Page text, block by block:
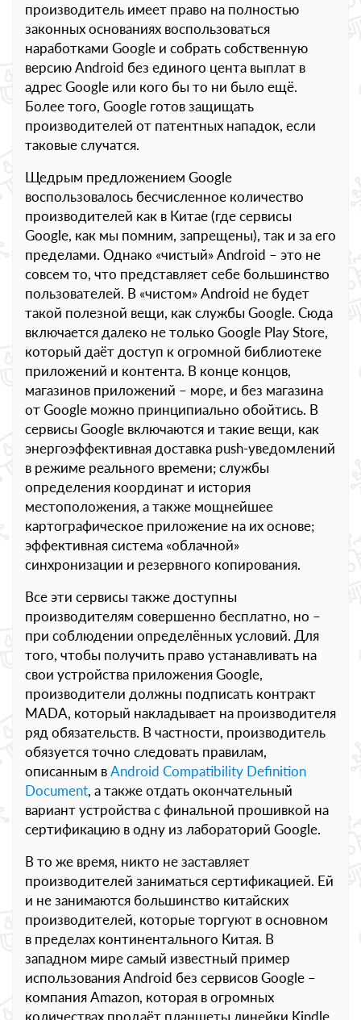
производитель имеет право на полностью
законных основаниях воспользоваться
наработками Google и собрать собственную
версию Android без единого цента выплат в
адрес Google или кого бы то ни было ещё.
Более того, Google готов защищать
производителей от патентных нападок, если
таковые случатся.
Щедрым предложением Google
воспользовалось бесчисленное количество
производителей как в Китае (где сервисы
Google, как мы помним, запрещены), так и за его
пределами. Однако «чистый» Android – это не
совсем то, что представляет себе большинство
пользователей. В «чистом» Android не будет
такой полезной вещи, как службы Google. Сюда
включается далеко не только Google Play Store,
который даёт доступ к огромной библиотеке
приложений и контента. В конце концов,
магазинов приложений – море, и без магазина
от Google можно принципиально обойтись. В
сервисы Google включаются и такие вещи, как
энергоэффективная доставка push-уведомлений
в режиме реального времени; службы
определения координат и история
местоположения, а также мощнейшее
картографическое приложение на их основе;
эффективная система «облачной»
синхронизации и резервного копирования.
Все эти сервисы также доступны
производителям совершенно бесплатно, но –
при соблюдении определённых условий. Для
того, чтобы получить право устанавливать на
свои устройства приложения Google,
производители должны подписать контракт
MADA, который накладывает на производителя
ряд обязательств. В частности, производитель
обязуется точно следовать правилам,
описанным вAndroid Compatibility Definition
Document, а также отдать окончательный
вариант устройства с финальной прошивкой на
сертификацию в одну из лабораторий Google.
В то же время, никто не заставляет
производителей заниматься сертификацией. Ей
и не занимаются большинство китайских
производителей, которые торгуют в основном
в пределах континентального Китая. В
западном мире самый известный пример
использования Android без сервисов Google –
компания Amazon, которая в огромных
количествах продаёт планшеты линейки Kindle